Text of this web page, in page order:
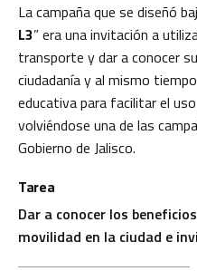
La campaña que se diseñó
L3” era una invitación a
transporte y dar a conocer
ciudadanía y al mismo
educativa para facilitar el
volviéndose una de las
Gobierno de Jalisco.
Tarea
Dar a conocer los
movilidad en la ciudad e